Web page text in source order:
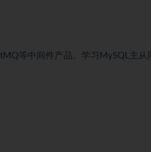
等中间件产品。学习MySQL主从